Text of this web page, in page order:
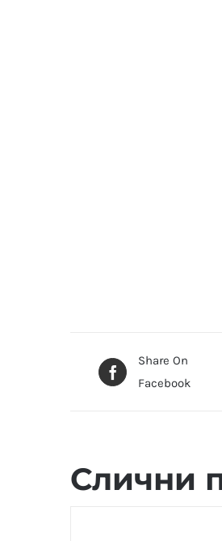
Share On
Facebook
Слични